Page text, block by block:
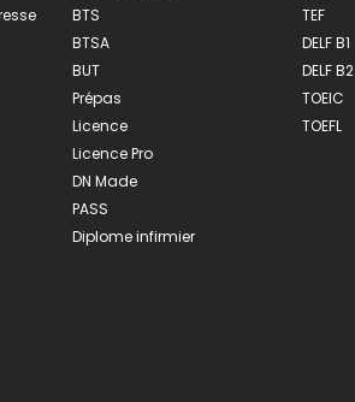
BTS
BTSA
BUT
Prépas
Licence
Licence Pro
DN Made
PASS
Diplome infirmier
TEF
DELF B1
DELF B2
TOEIC
TOEFL